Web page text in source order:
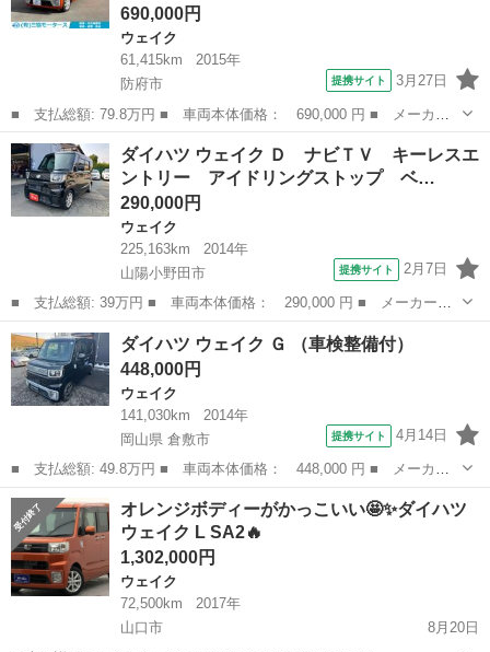
690,000円
ウェイク
61,415km
2015年
防府市
提携サイト 3月27日
■ 支払総額: 79.8万円 ■ 車両本体価格： 690,000 円 ■ メーカー
名： ダイハツ ■ 車種名： ウェイク ■ グレード名： Ｘ 両側
スライド・片側電動 ＬＥＤヘッドランプ スマートキー アイドリ
ングストップ...
山口 防府市 ウェイク
ダイハツ ウェイク Ｄ ナビＴＶ キーレスエ
ントリー アイドリングストップ ベ…
290,000円
ウェイク
225,163km
2014年
山陽小野田市
提携サイト 2月7日
■ 支払総額: 39万円 ■ 車両本体価格： 290,000 円 ■ メーカー
名： ダイハツ ■ 車種名： ウェイク ■ グレード名： Ｄ ナビ
ＴＶ キーレスエントリー アイドリングストップ ベンチシート
両側スライドドア...
山口 山陽小野田市 ウェイク
ダイハツ ウェイク Ｇ （車検整備付）
448,000円
ウェイク
141,030km
2014年
岡山県 倉敷市
提携サイト 4月14日
■ 支払総額: 49.8万円 ■ 車両本体価格： 448,000 円 ■ メーカー
名： ダイハツ ■ 車種名： ウェイク ■ グレード名： Ｇ ■ 排
気量： 660cc ■ ドア枚数： 5D ■ ミッション： CVT ■ ...
岡山 倉敷市 ウェイク
オレンジボディーがかっこいい🤩✨ダイハツ
ウェイク L SA2🔥
1,302,000円
ウェイク
72,500km
2017年
山口市
8月20日